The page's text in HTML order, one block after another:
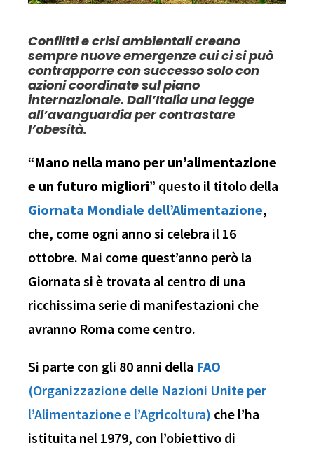
Conflitti e crisi ambientali creano
sempre nuove emergenze cui ci si può
contrapporre con successo solo con
azioni coordinate sul piano
internazionale. Dall’Italia una legge
all’avanguardia per contrastare
l’obesità.
“Mano nella mano per un’alimentazione
e un futuro migliori” questo il titolo della
Giornata Mondiale dell’Alimentazione,
che, come ogni anno si celebra il 16
ottobre. Mai come quest’anno però la
Giornata si è trovata al centro di una
ricchissima serie di manifestazioni che
avranno Roma come centro.
Si parte con gli 80 anni della FAO
(Organizzazione delle Nazioni Unite per
l’Alimentazione e l’Agricoltura) che l’ha
istituita nel 1979, con l’obiettivo di